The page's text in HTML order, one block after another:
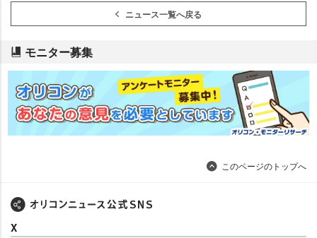
ニュース一覧へ戻る
モニター募集
このページのトップへ
X